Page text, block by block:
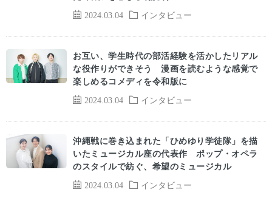
2024.03.04 インタビュー
2024.03.04 インタビュー
お互い、学生時代の部活経験を活かしたリアル
な役作りができそう 漫画を読むような感覚で
楽しめるコメディを令和版に
2024.03.04 インタビュー
沖縄戦に巻き込まれた「ひめゆり学徒隊」を描
いたミュージカル座の代表作 ポップ・オペラ
のスタイルで紡ぐ、希望のミュージカル